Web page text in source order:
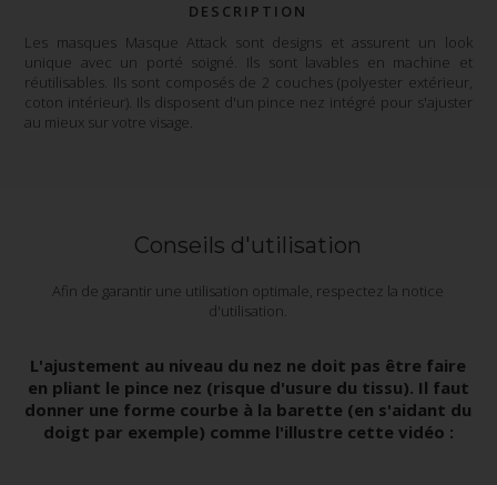
DESCRIPTION
Les masques Masque Attack sont designs et assurent un look
unique avec un porté soigné. Ils sont lavables en machine et
réutilisables. Ils sont composés de 2 couches (polyester extérieur,
coton intérieur). Ils disposent d'un pince nez intégré pour s'ajuster
au mieux sur votre visage.
Conseils d'utilisation
Afin de garantir une utilisation optimale, respectez la notice
d'utilisation.
L'ajustement au niveau du nez ne doit pas être faire
en pliant le pince nez (risque d'usure du tissu). Il faut
donner une forme courbe à la barette (en s'aidant du
doigt par exemple) comme l'illustre cette vidéo :